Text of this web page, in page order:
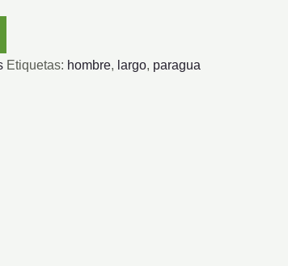
Etiquetas: hombre, largo, paragua